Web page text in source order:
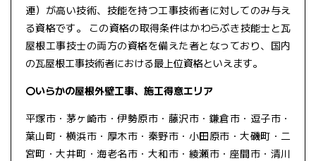
連）が高い技術、技能を持つ工事技術者に対してのみ与え
る資格です。 この資格の取得条件はかわらぶき技能士と瓦
屋根工事技士の両方の資格を備えた者となっており、国内
の瓦屋根工事技術者における最上位資格といえます。
〇いらかの屋根外壁工事、施工得意エリア
平塚市・茅ヶ崎市・伊勢原市・藤沢市・鎌倉市・逗子市・
葉山町・横浜市・厚木市・秦野市・小田原市・大磯町・二
宮町・大井町・海老名市・大和市・綾瀬市・座間市・清川